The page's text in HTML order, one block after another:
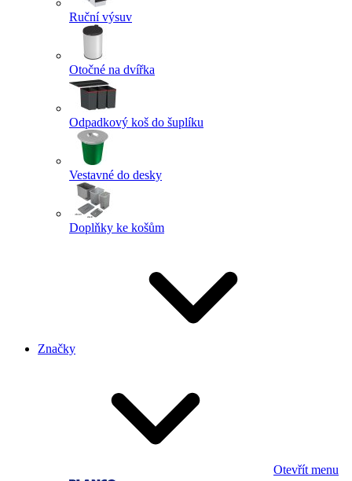
Ruční výsuv
Otočné na dvířka
Odpadkový koš do šuplíku
Vestavné do desky
Doplňky ke košům
Značky
Otevřít menu